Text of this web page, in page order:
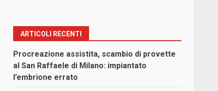
ARTICOLI RECENTI
Procreazione assistita, scambio di provette
al San Raffaele di Milano: impiantato
l’embrione errato